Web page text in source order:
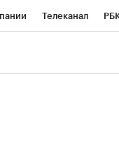
Телеканал